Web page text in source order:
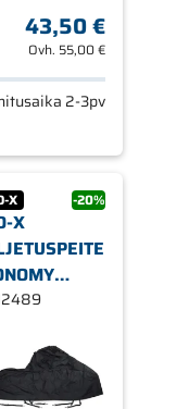
43,50 €
Ovh. 55,00 €
2-3pv
X -20%
X